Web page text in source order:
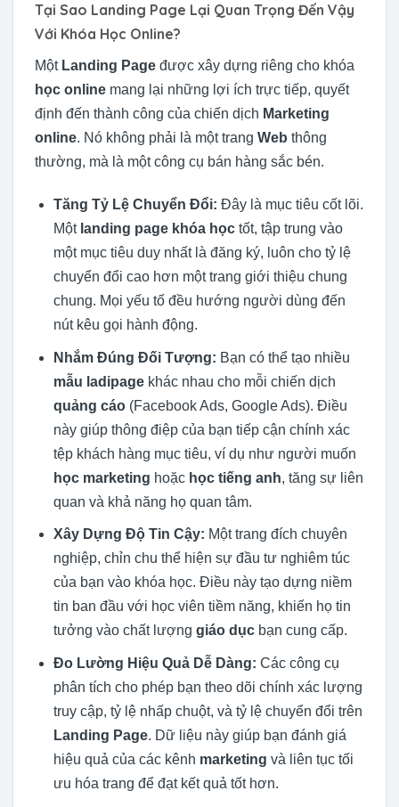
Tại Sao Landing Page Lại Quan Trọng Đến Vậy
Với Khóa Học Online?
Một Landing Page được xây dựng riêng cho khóa
học online mang lại những lợi ích trực tiếp, quyết
định đến thành công của chiến dịch Marketing
online. Nó không phải là một trang Web thông
thường, mà là một công cụ bán hàng sắc bén.
Tăng Tỷ Lệ Chuyển Đổi: Đây là mục tiêu cốt lõi.
Một landing page khóa họctốt, tập trung vào
một mục tiêu duy nhất là đăng ký, luôn cho tỷ lệ
chuyển đổi cao hơn một trang giới thiệu chung
chung. Mọi yếu tố đều hướng người dùng đến
nút kêu gọi hành động.
Nhắm Đúng Đối Tượng: Bạn có thể tạo nhiều
mẫu ladipagekhác nhau cho mỗi chiến dịch
quảng cáo(Facebook Ads, Google Ads). Điều
này giúp thông điệp của bạn tiếp cận chính xác
tệp khách hàng mục tiêu, ví dụ như người muốn
học marketing hoặc học tiếng anh, tăng sự liên
quan và khả năng họ quan tâm.
Xây Dựng Độ Tin Cậy: Một trang đích chuyên
nghiệp, chỉn chu thể hiện sự đầu tư nghiêm túc
của bạn vào khóa học. Điều này tạo dựng niềm
tin ban đầu với học viên tiềm năng, khiến họ tin
tưởng vào chất lượng giáo dụcbạn cung cấp.
Đo Lường Hiệu Quả Dễ Dàng: Các công cụ
phân tích cho phép bạn theo dõi chính xác lượng
truy cập, tỷ lệ nhấp chuột, và tỷ lệ chuyển đổi trên
Landing Page. Dữ liệu này giúp bạn đánh giá
hiệu quả của các kênh marketing và liên tục tối
ưu hóa trang để đạt kết quả tốt hơn.